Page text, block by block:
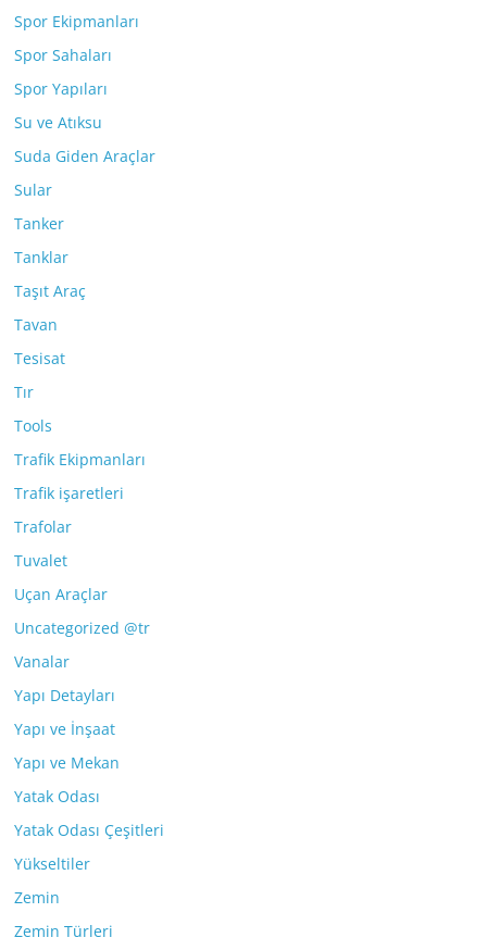
Spor Ekipmanları
Spor Sahaları
Spor Yapıları
Su ve Atıksu
Suda Giden Araçlar
Sular
Tanker
Tanklar
Taşıt Araç
Tavan
Tesisat
Tır
Tools
Trafik Ekipmanları
Trafik işaretleri
Trafolar
Tuvalet
Uçan Araçlar
Uncategorized @tr
Vanalar
Yapı Detayları
Yapı ve İnşaat
Yapı ve Mekan
Yatak Odası
Yatak Odası Çeşitleri
Yükseltiler
Zemin
Zemin Türleri